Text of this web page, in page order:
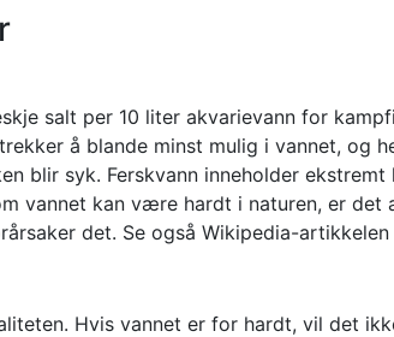
salt per 10 liter akvarievann for
å blande minst mulig i vannet, og
blir syk. Ferskvann inneholder ekstremt
vannet kan være hardt i naturen, er det
det. Se også Wikipedia-artikkelen
Hvis vannet er for hardt, vil det